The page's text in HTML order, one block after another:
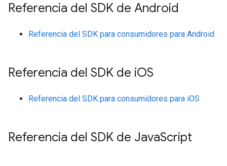
Referencia del SDK de Android
Referencia del SDK para consumidores para Android
Referencia del SDK de iOS
Referencia del SDK para consumidores para iOS
Referencia del SDK de JavaScript